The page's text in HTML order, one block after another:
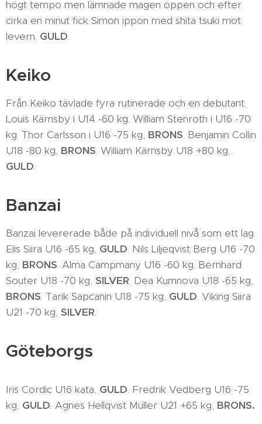
högt tempo men lämnade magen öppen och efter
cirka en minut fick Simon ippon med shita tsuki mot
levern. GULD.
Keiko
Från Keiko tävlade fyra rutinerade och en debutant.
Louis Kärnsby i U14 -60 kg. William Stenroth i U16 -70
kg. Thor Carlsson i U16 -75 kg, BRONS. Benjamin Collin
U18 -80 kg, BRONS. William Kärnsby U18 +80 kg,
GULD.
Banzai
Banzai levererade både på individuell nivå som ett lag.
Elis Siira U16 -65 kg, GULD. Nils Liljeqvist Berg U16 -70
kg, BRONS. Alma Campmany U16 -60 kg. Bernhard
Souter U18 -70 kg, SILVER. Dea Kumnova U18 -65 kg,
BRONS. Tarik Sapcanin U18 -75 kg, GULD. Viking Siira
U21 -70 kg, SILVER.
Göteborgs
Iris Cordic U16 kata, GULD. Fredrik Vedberg U16 -75
kg, GULD. Agnes Hellqvist Müller U21 +65 kg, BRONS.